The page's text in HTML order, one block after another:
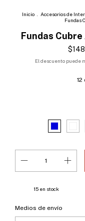
Inicio Accesorios de
Fundas
Fundas
El descuento puede
12
15en stock
Entregas para el CP:
Medios de envío